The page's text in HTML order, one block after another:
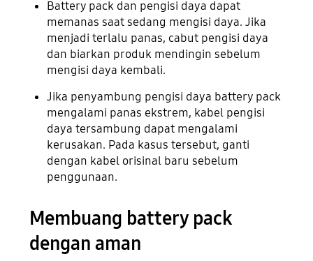
Battery pack dan pengisi daya dapat
memanas saat sedang mengisi daya. Jika
menjadi terlalu panas, cabut pengisi daya
dan biarkan produk mendingin sebelum
mengisi daya kembali.
Jika penyambung pengisi daya battery pack
mengalami panas ekstrem, kabel pengisi
daya tersambung dapat mengalami
kerusakan. Pada kasus tersebut, ganti
dengan kabel orisinal baru sebelum
penggunaan.
Membuang battery pack
dengan aman